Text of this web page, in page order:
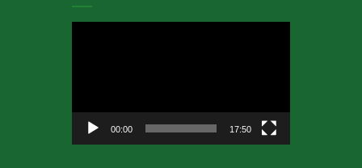
00:00 17:50